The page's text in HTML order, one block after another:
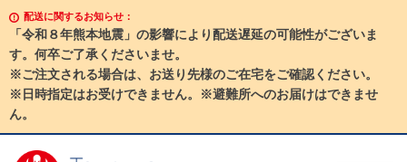
配送に関するお知らせ：
「令和８年熊本地震」の影響により配送遅延の可能性がございま
す。何卒ご了承くださいませ。
※ご注文される場合は、お送り先様のご在宅をご確認ください。
※日時指定はお受けできません。※避難所へのお届けはできませ
ん。